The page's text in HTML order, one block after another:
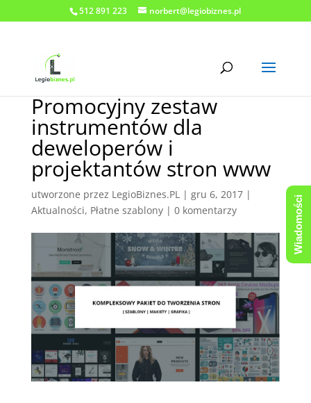
512 891 223 norbert@legiobiznes.pl
Promocyjny zestaw
instrumentów dla
deweloperów i
projektantów stron www
utworzone przez LegioBiznes.PL| gru 6, 2017|
Aktualności, Płatne szablony| 0 komentarzy Wiadomości